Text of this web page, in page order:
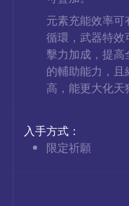
元素充能效率
循環，武器特
擊力加成，提
的輔助能力，
高，能更大化
入手方式：
限定祈願